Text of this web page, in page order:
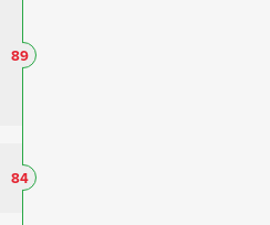
89
84